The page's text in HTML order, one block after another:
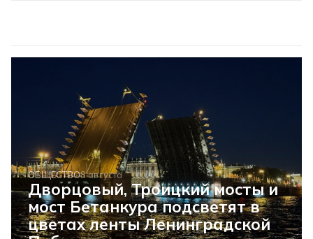
ОБЩЕСТВО8 августа
Дворцовый, Троицкий мосты и
мост Бетанкура подсветят в
цветах ленты Ленинградской